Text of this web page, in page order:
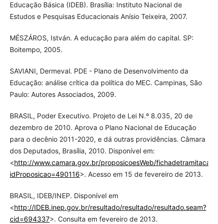
Educação Básica (IDEB). Brasília: Instituto Nacional de
Estudos e Pesquisas Educacionais Anísio Teixeira, 2007.
MÉSZÁROS, István. A educação para além do capital. SP:
Boitempo, 2005.
SAVIANI, Dermeval. PDE - Plano de Desenvolvimento da
Educação: análise crítica da política do MEC. Campinas, São
Paulo: Autores Associados, 2009.
BRASIL, Poder Executivo. Projeto de Lei N.º 8.035, 20 de
dezembro de 2010. Aprova o Plano Nacional de Educação
para o decênio 2011-2020, e dá outras providências. Câmara
dos Deputados, Brasília, 2010. Disponível em:
<http://www.camara.gov.br/proposicoesWeb/fichadetramitacao?
idProposicao=490116>. Acesso em 15 de fevereiro de 2013.
BRASIL, IDEB/INEP. Disponível em
<http://IDEB.inep.gov.br/resultado/resultado/resultado.seam?
cid=694337>. Consulta em fevereiro de 2013.